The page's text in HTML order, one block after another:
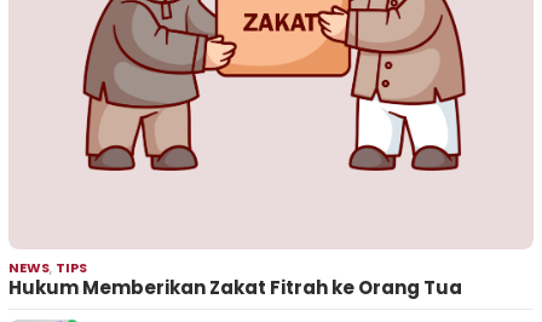
NEWS, TIPS
Hukum Memberikan Zakat Fitrah ke Orang Tua